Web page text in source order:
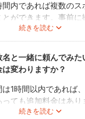
続きを読む
間内であれば複数のス
とができます。事前に
間配分についてフォト
おくと当日スムースに
めです。
名と一緒に頼んでみた
は変わりますか？
続きを読む
は1時間以内であれば
ても追加料金はあり
だち同士で素敵な思い